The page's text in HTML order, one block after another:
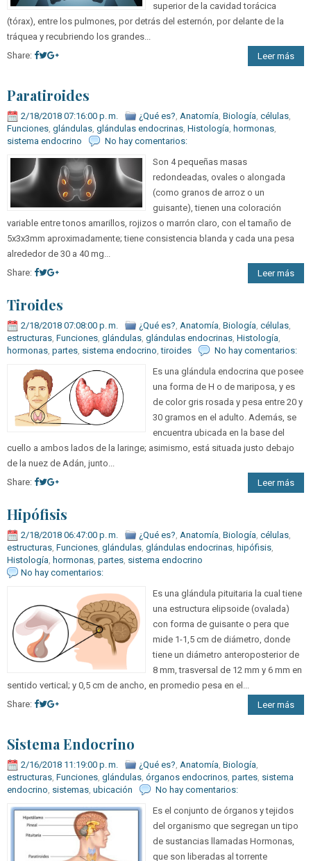
superior de la cavidad torácica
(tórax), entre los pulmones, por detrás del esternón, por delante de la
tráquea y recubriendo los grandes...
Share:
Leer más
Paratiroides
2/18/2018 07:16:00 p. m. ¿Qué es?, Anatomía, Biología, células,
Funciones, glándulas, glándulas endocrinas, Histología, hormonas,
sistema endocrino
No hay comentarios:
Son 4 pequeñas masas
redondeadas, ovales o alongada
(como granos de arroz o un
guisante), tienen una coloración
variable entre tonos amarillos, rojizos o marrón claro, con el tamaño de
5x3x3mm aproximadamente; tiene consistencia blanda y cada una pesa
alrededor de 30 a 40 mg...
Share:
Leer más
Tiroides
2/18/2018 07:08:00 p. m. ¿Qué es?, Anatomía, Biología, células,
estructuras, Funciones, glándulas, glándulas endocrinas, Histología,
hormonas, partes, sistema endocrino,tiroides
No hay comentarios:
Es una glándula endocrina que posee
una forma de H o de mariposa, y es
de color gris rosada y pesa entre 20 y
30 gramos en el adulto. Además, se
encuentra ubicada en la base del
cuello a ambos lados de la laringe; asimismo, está situada justo debajo
de la nuez de Adán, junto...
Share:
Leer más
Hipófisis
2/18/2018 06:47:00 p. m. ¿Qué es?, Anatomía, Biología, células,
estructuras, Funciones, glándulas, glándulas endocrinas, hipófisis,
Histología, hormonas, partes, sistema endocrino
No hay comentarios:
Es una glándula pituitaria la cual tiene
una estructura elipsoide (ovalada)
con forma de guisante o pera que
mide 1-1,5 cm de diámetro, donde
tiene un diámetro anteroposterior de
8 mm, trasversal de 12 mm y 6 mm en
sentido vertical; y 0,5 cm de ancho, en promedio pesa en el...
Share:
Leer más
Sistema Endocrino
2/16/2018 11:19:00 p. m. ¿Qué es?, Anatomía, Biología,
estructuras, Funciones, glándulas, órganos endocrinos, partes, sistema
endocrino, sistemas, ubicación
No hay comentarios:
Es el conjunto de órganos y tejidos
del organismo que segregan un tipo
de sustancias llamadas Hormonas,
que son liberadas al torrente